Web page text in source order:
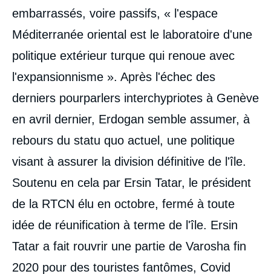
embarrassés, voire passifs, « l'espace
Méditerranée oriental est le laboratoire d'une
politique extérieur turque qui renoue avec
l'expansionnisme ». Après l'échec des
derniers pourparlers interchypriotes à Genève
en avril dernier, Erdogan semble assumer, à
rebours du statu quo actuel, une politique
visant à assurer la division définitive de l'île.
Soutenu en cela par Ersin Tatar, le président
de la RTCN élu en octobre, fermé à toute
idée de réunification à terme de l'île. Ersin
Tatar a fait rouvrir une partie de Varosha fin
2020 pour des touristes fantômes, Covid